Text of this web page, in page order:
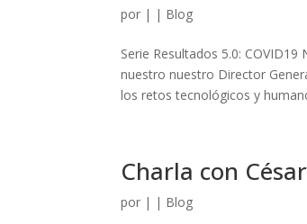
por | | Blog
Serie Resultados 5.0:
nuestro nuestro Director
los retos tecnológicos y
Charla con
por | | Blog